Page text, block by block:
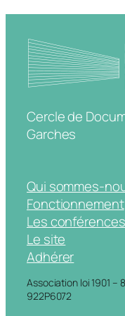
Cercle de
Garches
Qui sommes-
Fonctionnement
Les conférences
Le site
Adhérer
Association loi 1901 –
922P6072